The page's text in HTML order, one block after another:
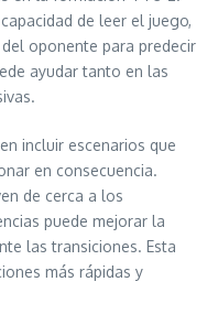
de leer el juego,
oponente para predecir
ayudar tanto en las
incluir escenarios que
en consecuencia.
de cerca a los
puede mejorar la
las transiciones. Esta
más rápidas y